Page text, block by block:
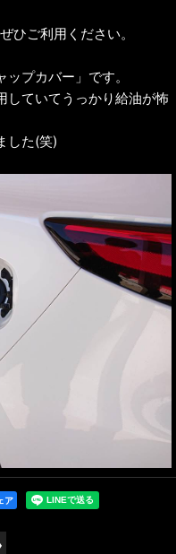
ひご利用ください。
プカバー」です。
していてうっかり給油が怖
した(笑)
ア